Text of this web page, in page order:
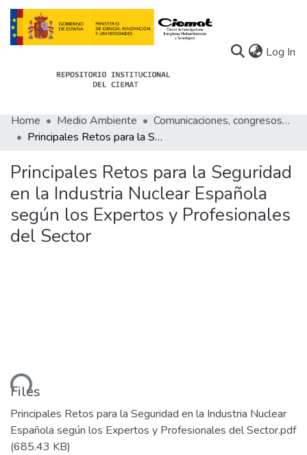
Log In
Communities
Statistics
About Docu-menta
Home Medio Ambiente
Comunicaciones, congresos de Medio Ambiente
Principales Retos para la Seguridad en la Industria Nuclear Española según los Expertos y Profesionales del Sector
Principales Retos para la Seguridad
en la Industria Nuclear Española
según los Expertos y Profesionales
del Sector
Files
Principales Retos para la Seguridad en la Industria Nuclear
Española según los Expertos y Profesionales del Sector.pdf
(685.43 KB)